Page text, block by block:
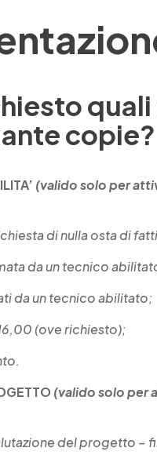
copie?
(valido solo per
di nulla osta di
da un tecnico
da un tecnico abilitato;
(ove richiesto);
(valido solo per
del progetto –